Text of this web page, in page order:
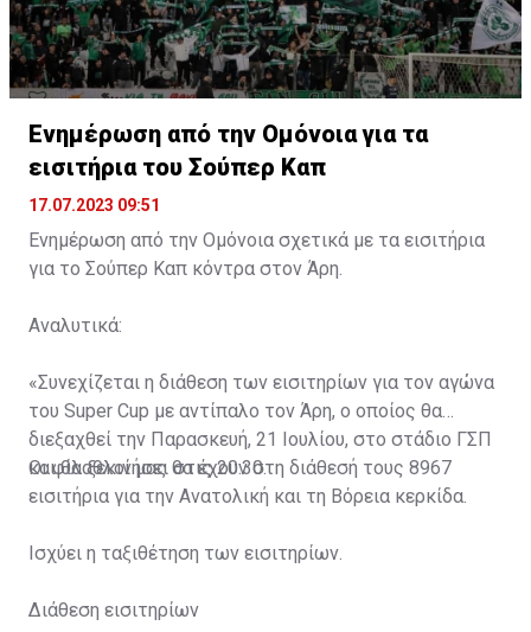
Ενημέρωση από την Ομόνοια για τα
εισιτήρια του Σούπερ Καπ
17.07.2023 09:51
Ενημέρωση από την Ομόνοια σχετικά με τα εισιτήρια
για το Σούπερ Καπ κόντρα στον Άρη.
Αναλυτικά:
«Συνεχίζεται η διάθεση των εισιτηρίων για τον αγώνα
του Super Cup με αντίπαλο τον Άρη, ο οποίος θα
διεξαχθεί την Παρασκευή, 21 Ιουλίου, στο στάδιο ΓΣΠ
και θα ξεκινήσει στις 20:30.
Οι φίλαθλοί μας θα έχουν στη διάθεσή τους 8967
εισιτήρια για την Ανατολική και τη Βόρεια κερκίδα.
Ισχύει η ταξιθέτηση των εισιτηρίων.
Διάθεση εισιτηρίων